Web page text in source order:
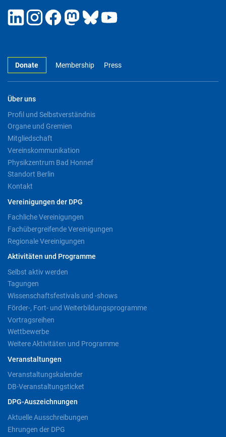
Donate Membership Press
Über uns
Profil und Selbstverständnis
Organe und Gremien
Mitgliedschaft
Vereinskommunikation
Physikzentrum Bad Honnef
Standort Berlin
Kontakt
Vereinigungen der DPG
Fachliche Vereinigungen
Fachübergreifende Vereinigungen
Regionale Vereinigungen
Aktivitäten und Programme
Selbst aktiv werden
Tagungen
Wissenschaftsfestivals und -shows
Förder-, Fort- und Weiterbildungsprogramme
Vortragsreihen
Wettbewerbe
Weitere Aktivitäten und Programme
Veranstaltungen
Veranstaltungskalender
DB-Veranstaltungsticket
DPG-Auszeichnungen
Aktuelle Ausschreibungen
Ehrungen der DPG